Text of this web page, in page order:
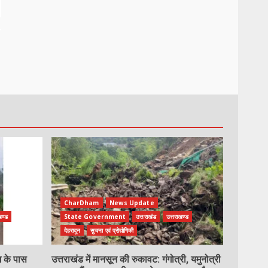
के पास
CharDham
News Update
State Government
उत्तराखंड
उत्तराखण्ड
देहरादून
सुचना एवं प्रोद्योगिकी
उत्तराखंड में मानसून की रुकावट: गंगोत्री, यमुनोत्री